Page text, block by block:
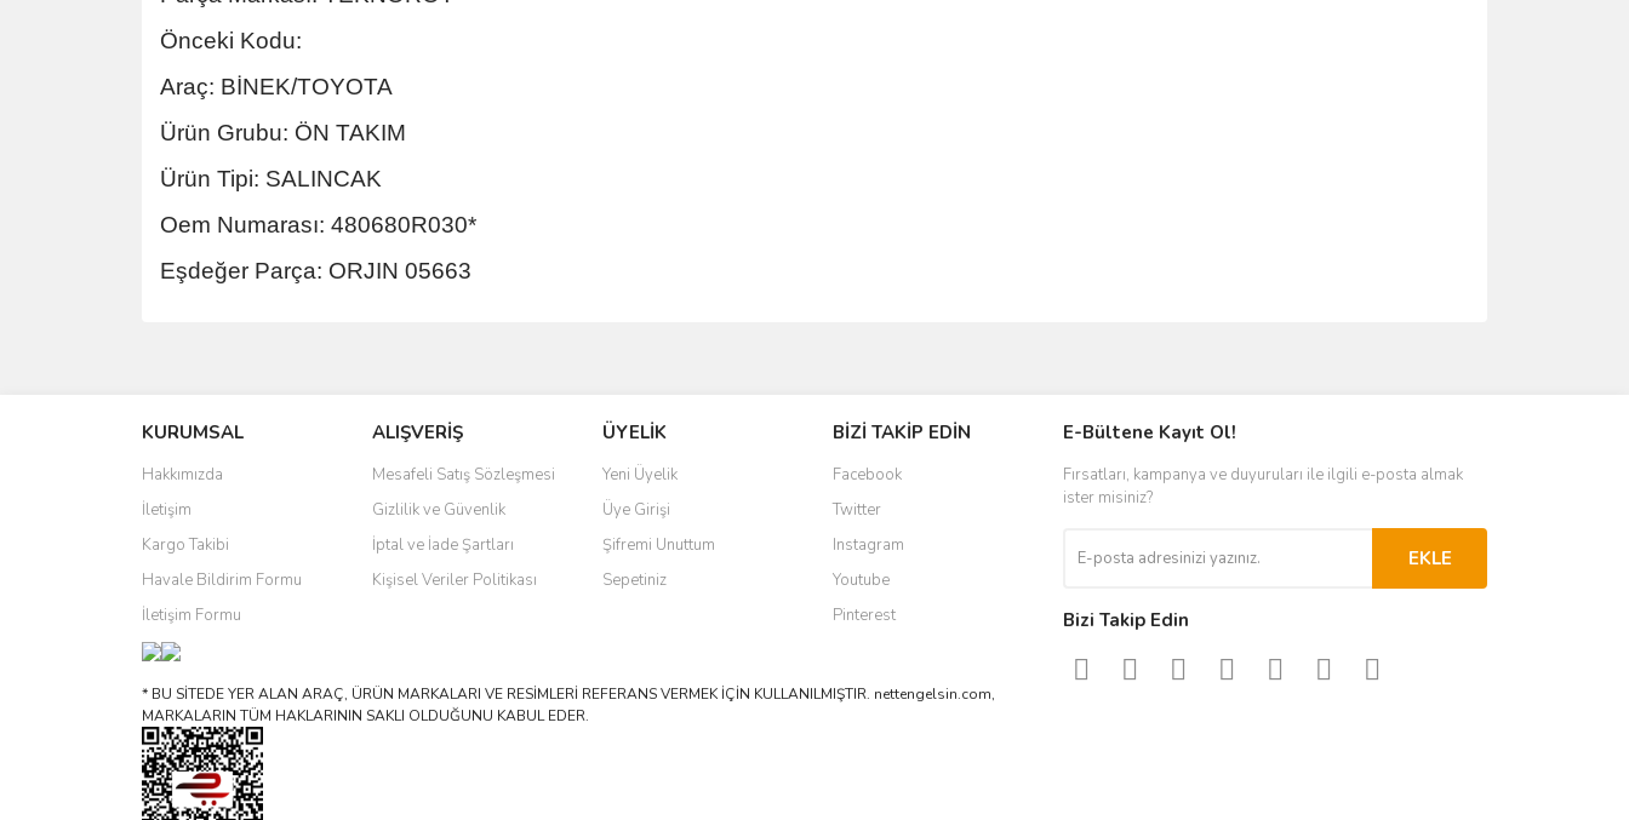
Önceki Kodu:
Araç: BİNEK/TOYOTA
Ürün Grubu: ÖN TAKIM
Ürün Tipi: SALINCAK
Oem Numarası: 480680R030*
Eşdeğer Parça: ORJIN 05663
Ürün resmi kalitesiz, bozuk veya görüntülenemiyor.
Ürün açıklamasında eksik bilgiler bulunuyor.
Ürün bilgilerinde hatalar bulunuyor.
Ürün fiyatı diğer sitelerden daha pahalı.
Bu ürüne benzer farklı alternatifler olmalı.
KURUMSAL
Hakkımızda
İletişim
Kargo Takibi
Havale Bildirim Formu
İletişim Formu
ALIŞVERİŞ
Mesafeli Satış Sözleşmesi
Gizlilik ve Güvenlik
İptal ve İade Şartları
Kişisel Veriler Politikası
ÜYELİK
Yeni Üyelik
Üye Girişi
Şifremi Unuttum
Sepetiniz
BİZİ TAKİP EDİN
Facebook
Twitter
Instagram
Youtube
Pinterest
* BU SİTEDE YER ALAN ARAÇ, ÜRÜN MARKALARI VE RESİMLERİ REFERANS VERMEK İÇİN KULLANILMIŞTIR. nettengelsin.com,
MARKALARIN TÜM HAKLARININ SAKLI OLDUĞUNU KABUL EDER.
E-Bültene Kayıt Ol!
Fırsatları, kampanya ve duyuruları ile ilgili e-posta almak
ister misiniz?
EKLE
Bizi Takip Edin